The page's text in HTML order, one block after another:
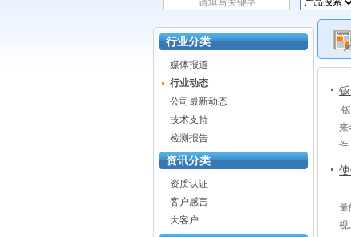
行业分类
媒体报道
行业动态
公司最新动态
技术支持
检测报告
资讯分类
资质认证
客户感言
大客户
来
件
量
视